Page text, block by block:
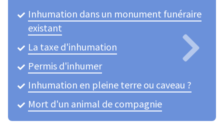
Inhumation dans un monument funéraire
existant
La taxe d'inhumation
Permis d'inhumer
Inhumation en pleine terre ou caveau ?
Mort d'un animal de compagnie